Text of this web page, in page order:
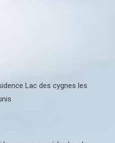
Lac des cygnes les